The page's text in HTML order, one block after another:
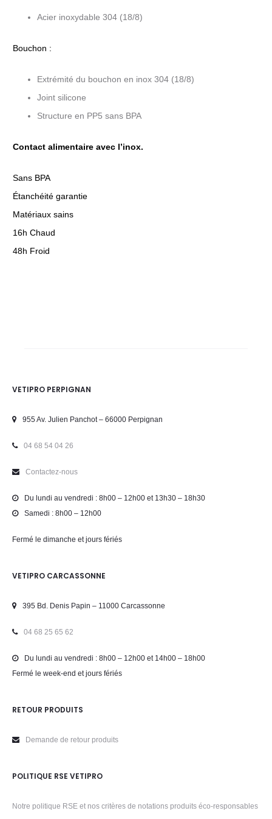
Acier inoxydable 304 (18/8)
Bouchon :
Extrémité du bouchon en inox 304 (18/8)
Joint silicone
Structure en PP5 sans BPA
Contact alimentaire avec l’inox.
Sans BPA
Étanchéité garantie
Matériaux sains
16h Chaud
48h Froid
VETIPRO PERPIGNAN
955 Av. Julien Panchot – 66000 Perpignan
04 68 54 04 26
Contactez-nous
Du lundi au vendredi : 8h00 – 12h00 et 13h30 – 18h30
Samedi : 8h00 – 12h00
Fermé le dimanche et jours fériés
VETIPRO CARCASSONNE
395 Bd. Denis Papin – 11000 Carcassonne
04 68 25 65 62
Du lundi au vendredi : 8h00 – 12h00 et 14h00 – 18h00
Fermé le week-end et jours fériés
RETOUR PRODUITS
Demande de retour produits
POLITIQUE RSE VETIPRO
Notre politique RSE et nos critères de notations produits éco-responsables